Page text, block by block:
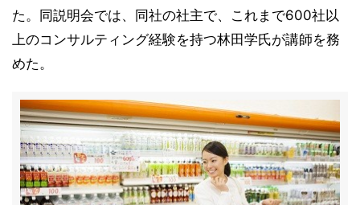
た。同説明会では、同社の社主で、これまで600社以
上のコンサルティング経験を持つ林田学氏が講師を務
めた。